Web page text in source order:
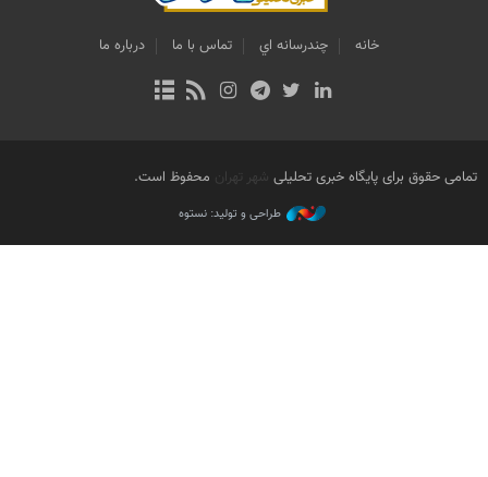
خانه چندرسانه اي تماس با ما درباره ما
تمامی حقوق برای پایگاه خبری تحلیلی شهر تهران محفوظ است.
طراحی و تولید: نستوه